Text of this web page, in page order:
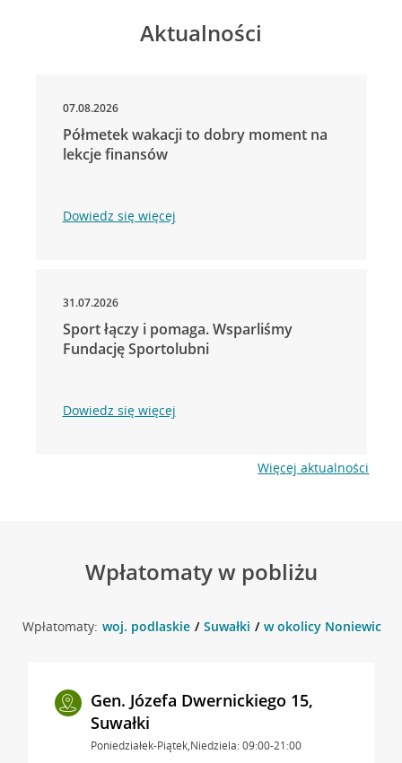
Aktualności
07.08.2026
Półmetek wakacji to dobry moment na
lekcje finansów
Dowiedz się więcej
31.07.2026
Sport łączy i pomaga. Wsparliśmy
Fundację Sportolubni
Dowiedz się więcej
Więcej aktualności
Wpłatomaty w pobliżu
Wpłatomaty: woj. podlaskie Suwałki w okolicy Noniewicza
Gen. Józefa Dwernickiego 15,
Suwałki
Poniedziałek-Piątek,Niedziela: 09:00-21:00